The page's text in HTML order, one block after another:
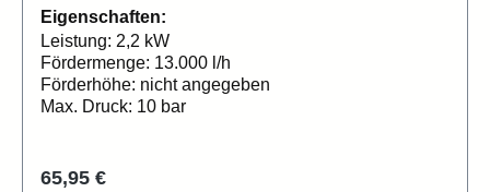
Eigenschaften:
Leistung: 2,2 kW
Fördermenge: 13.000 l/h
Förderhöhe: nicht angegeben
Max. Druck: 10 bar
Regulärer Preis:
65,95 €